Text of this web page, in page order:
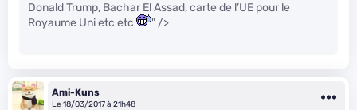
Donald Trump, Bachar El Assad, carte de l’UE pour le
Royaume Uni etc etc
" />
Ami-Kuns
Le 18/03/2017 à 21h48